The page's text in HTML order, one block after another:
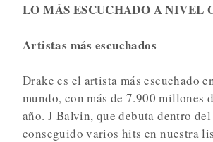
LO MÁS ESCUCHADO A NIVEL
Artistas más escuchados
Drake es el artista más escuchado
mundo, con más de 7.900 millones
año. J Balvin, que debuta dentro
conseguido varios hits en nuestra